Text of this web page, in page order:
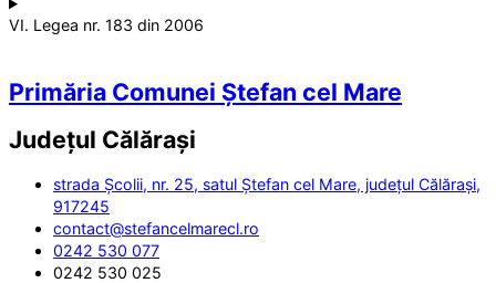
VI. Legea nr. 183 din 2006
Primăria Comunei Ștefan cel Mare
Județul Călărași
strada Școlii, nr. 25, satul Ștefan cel Mare, județul Călărași,
917245
contact@stefancelmarecl.ro
0242 530 077
0242 530 025